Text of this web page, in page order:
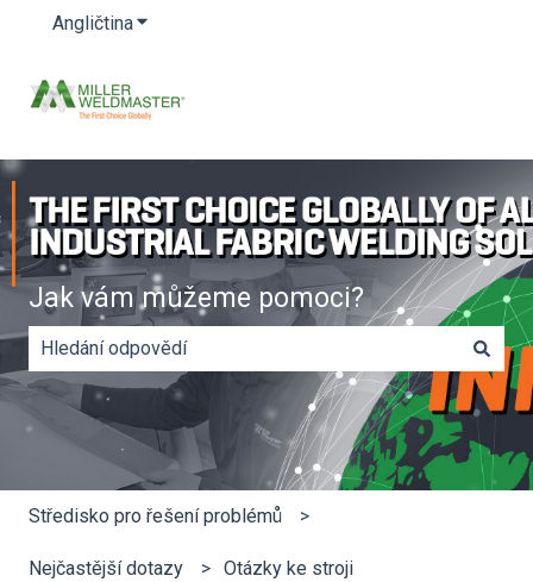
AngličtinaZobrazit podnabídku pro překlady
Jak vám můžeme pomoci?
Nejsou k dispozici žádné návrhy, protože vyhledávací
Středisko pro řešení problémů
Nejčastější dotazy Otázky ke stroji